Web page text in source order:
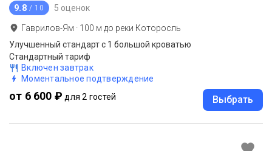
9.8 / 10 5 оценок
Гаврилов-Ям · 100 м до реки Которосль
Улучшенный стандарт с 1 большой кроватью
Стандартный тариф
Включен завтрак
Моментальное подтверждение
от 6 600 ₽ для 2 гостей Выбрать